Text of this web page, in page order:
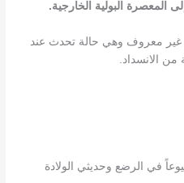
المعصرة البولية الخارجية.
غير معروف وهي حالة تحدث عند
الانسداد.
في الرضع وحديثي الولادة